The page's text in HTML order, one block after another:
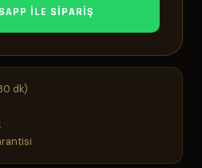
ILE SIPARIŞ
dk)